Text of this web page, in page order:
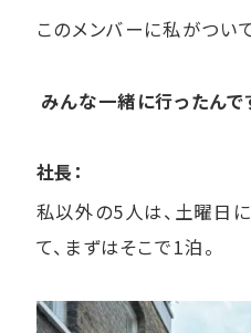
このメンバーに私がつい
みんな一緒に行ったんで
社長：
私以外の5人は、土曜日
て、まずはそこで1泊。